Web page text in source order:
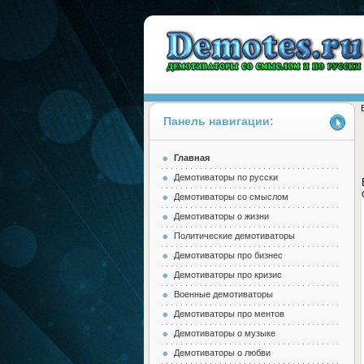
Demotes.ru
Панель навигации:
Главная
Демотиваторы по русски
Демотиваторы со смыслом
Демотиваторы о жизни
Политические демотиваторы
Демотиваторы про бизнес
Демотиваторы про кризис
Военные демотиваторы
Демотиваторы про ментов
Демотиваторы о музыке
Демотиваторы о любви